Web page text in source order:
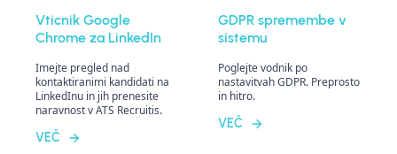
Vticnik Google
Chrome za LinkedIn
Imejte pregled nad
kontaktiranimi kandidati na
LinkedInu in jih prenesite
naravnost v ATS Recruitis.
VEČ
GDPR spremembe v
sistemu
Poglejte vodnik po
nastavitvah GDPR. Preprosto
in hitro.
VEČ